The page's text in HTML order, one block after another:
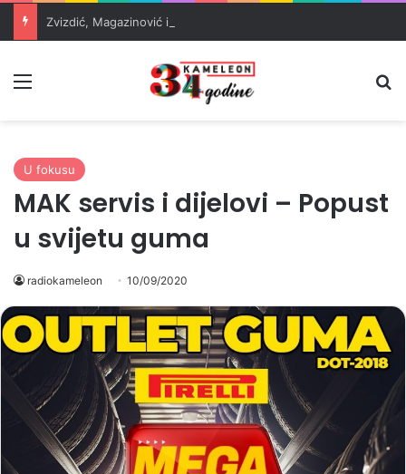
U fokusu
MAK servis i dijelovi – Popust
u svijetu guma
radiokameleon 10/09/2020